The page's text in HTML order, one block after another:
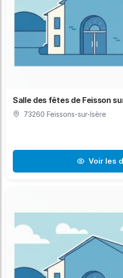
Salle des fêtes de Feisson
73260 Feissons-sur-Isère
Voir les